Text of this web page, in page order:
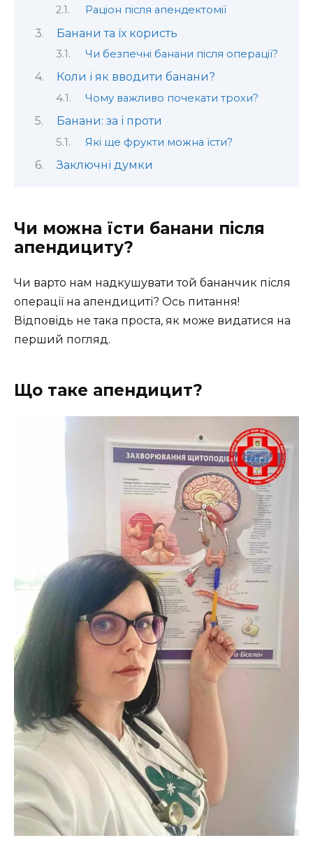
Раціон після апендектомії
Банани та їх користь
Чи безпечні банани після операції?
Коли і як вводити банани?
Чому важливо почекати трохи?
Банани: за і проти
Які ще фрукти можна їсти?
Заключні думки
Чи можна їсти банани після
апендициту?
Чи варто нам надкушувати той бананчик після
операції на апендициті? Ось питання!
Відповідь не така проста, як може видатися на
перший погляд.
Що таке апендицит?